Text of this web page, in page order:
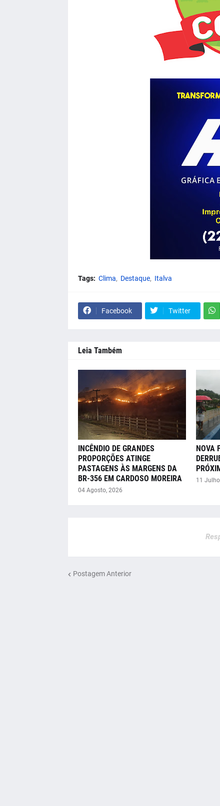
Tags: Clima Destaque Italva
Facebook Twitter
Leia Também
INCÊNDIO DE GRANDES
PROPORÇÕES ATINGE
PASTAGENS ÀS MARGENS DA
BR-356 EM CARDOSO MOREIRA
04 Agosto, 2026
NOVA
11
Postagem Anterior